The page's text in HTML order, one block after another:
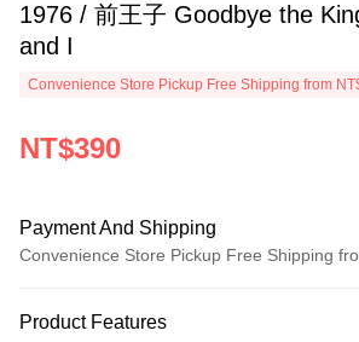
1976 / 前王子 Goodbye the
and I
Convenience Store Pickup Free Shipping from
NT$390
Payment And Shipping
Convenience Store Pickup Free Shipping
Credit Card (Full Payment)
Product Features